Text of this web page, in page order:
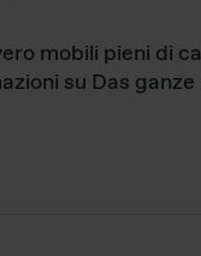
mobili pieni di
su Das